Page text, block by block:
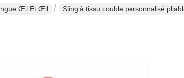
Œil Et Œil Sling à tissu double personnalisé